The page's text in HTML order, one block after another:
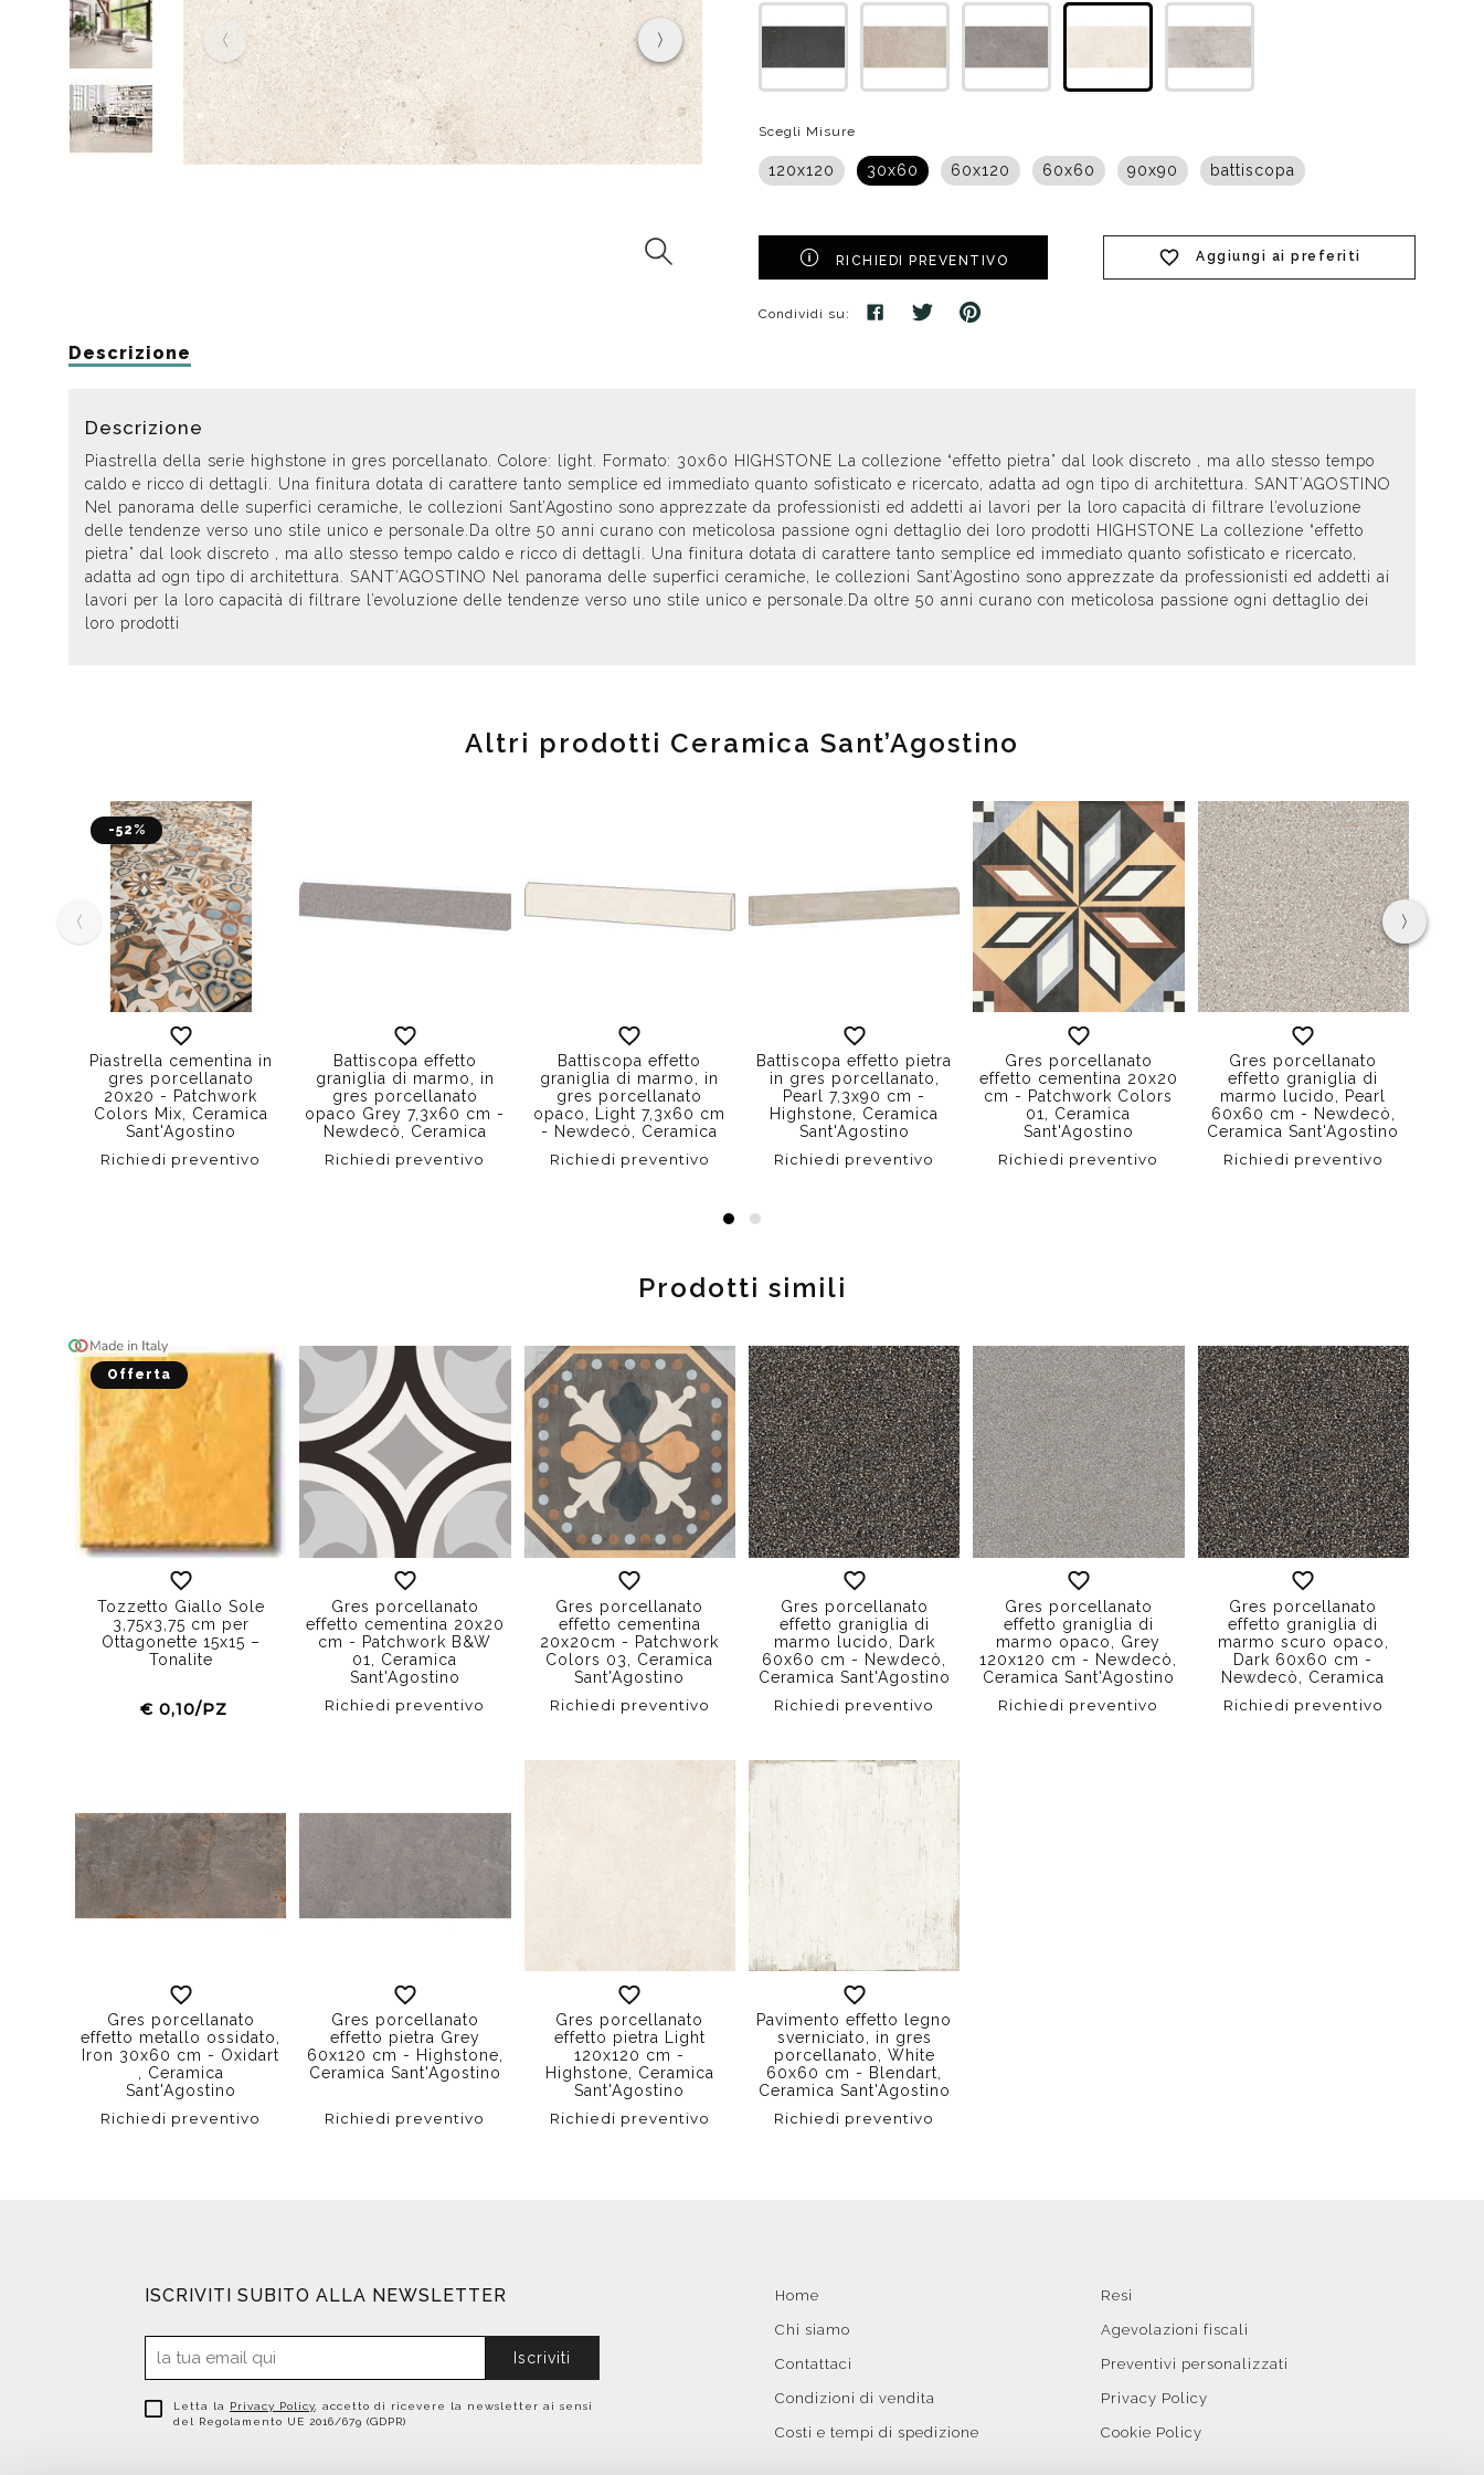
Quadrate
Tonde
Soffioni speciali
Idrogetti
Soffioni Renovation
Set doccia completi
Da muro
Da Appoggio
Da Muro
Porta fazzoletti
Piantane da bagno
Scegli Misure
120x120 30x60 60x120 60x60 90x90 battiscopa
RICHIEDI PREVENTIVO Aggiungi ai preferiti
Condividi su:
Descrizione
Descrizione
Piastrella della serie highstone in gres porcellanato. Colore: light. Formato: 30x60 HIGHSTONE La collezione “effetto pietra” dal look discreto , ma allo stesso tempo
caldo e ricco di dettagli. Una finitura dotata di carattere tanto semplice ed immediato quanto sofisticato e ricercato, adatta ad ogn tipo di architettura. SANT’AGOSTINO
Nel panorama delle superfici ceramiche, le collezioni Sant’Agostino sono apprezzate da professionisti ed addetti ai lavori per la loro capacità di filtrare l’evoluzione
delle tendenze verso uno stile unico e personale.Da oltre 50 anni curano con meticolosa passione ogni dettaglio dei loro prodotti HIGHSTONE La collezione “effetto
pietra” dal look discreto , ma allo stesso tempo caldo e ricco di dettagli. Una finitura dotata di carattere tanto semplice ed immediato quanto sofisticato e ricercato,
adatta ad ogn tipo di architettura. SANT’AGOSTINO Nel panorama delle superfici ceramiche, le collezioni Sant’Agostino sono apprezzate da professionisti ed addetti ai
lavori per la loro capacità di filtrare l’evoluzione delle tendenze verso uno stile unico e personale.Da oltre 50 anni curano con meticolosa passione ogni dettaglio dei
loro prodotti
Altri prodotti Ceramica Sant’Agostino
-52%
Piastrella cementina in
gres porcellanato
20x20 - Patchwork
Colors Mix, Ceramica
Sant'Agostino
Richiedi preventivo
Battiscopa effetto
graniglia di marmo, in
gres porcellanato
opaco Grey 7,3x60 cm -
Newdecò, Ceramica
Sant'Agostino
Richiedi preventivo
Battiscopa effetto
graniglia di marmo, in
gres porcellanato
opaco, Light 7,3x60 cm
- Newdecò, Ceramica
Sant'Agostino
Richiedi preventivo
Battiscopa effetto pietra
in gres porcellanato,
Pearl 7,3x90 cm -
Highstone, Ceramica
Sant'Agostino
Richiedi preventivo
Gres porcellanato
effetto cementina 20x20
cm - Patchwork Colors
01, Ceramica
Sant'Agostino
Richiedi preventivo
Gres porcellanato
effetto graniglia di
marmo lucido, Pearl
60x60 cm - Newdecò,
Ceramica Sant'Agostino
Richiedi preventivo
‹ ›
Prodotti simili
Offerta
Tozzetto Giallo Sole
3,75x3,75 cm per
Ottagonette 15x15 –
Tonalite
€ 0,10/PZ
Gres porcellanato
effetto cementina 20x20
cm - Patchwork B&W
01, Ceramica
Sant'Agostino
Richiedi preventivo
Gres porcellanato
effetto cementina
20x20cm - Patchwork
Colors 03, Ceramica
Sant'Agostino
Richiedi preventivo
Gres porcellanato
effetto graniglia di
marmo lucido, Dark
60x60 cm - Newdecò,
Ceramica Sant'Agostino
Richiedi preventivo
Gres porcellanato
effetto graniglia di
marmo opaco, Grey
120x120 cm - Newdecò,
Ceramica Sant'Agostino
Richiedi preventivo
Gres porcellanato
effetto graniglia di
marmo scuro opaco,
Dark 60x60 cm -
Newdecò, Ceramica
Richiedi preventivo
Gres porcellanato
effetto metallo ossidato,
Iron 30x60 cm - Oxidart
, Ceramica
Sant'Agostino
Richiedi preventivo
Gres porcellanato
effetto pietra Grey
60x120 cm - Highstone,
Ceramica Sant'Agostino
Richiedi preventivo
Gres porcellanato
effetto pietra Light
120x120 cm -
Highstone, Ceramica
Sant'Agostino
Richiedi preventivo
Pavimento effetto legno
sverniciato, in gres
porcellanato, White
60x60 cm - Blendart,
Ceramica Sant'Agostino
Richiedi preventivo
ISCRIVITI SUBITO ALLA NEWSLETTER
Iscriviti
Letta la Privacy Policy , accetto di ricevere la newsletter ai sensi
del Regolamento UE 2016/679 (GDPR)
Home
Chi siamo
Contattaci
Condizioni di vendita
Costi e tempi di spedizione
Resi
Agevolazioni fiscali
Preventivi personalizzati
Privacy Policy
Cookie Policy